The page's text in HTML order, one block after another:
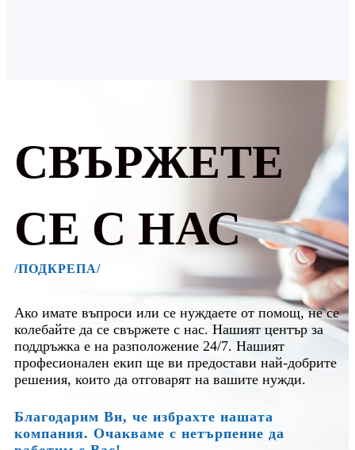
СВЪРЖЕТЕ
СЕ С НАС
/ПОДКРЕПА/
Ако имате въпроси или се нуждаете от помощ, не се
колебайте да се свържете с нас. Нашият център за
поддръжка е на разположение 24/7. Нашият
професионален екип ще ви предостави най-добрите
решения, които да отговарят на вашите нужди.
Благодарим Ви, че избрахте нашата
компания. Очакваме с нетърпение да